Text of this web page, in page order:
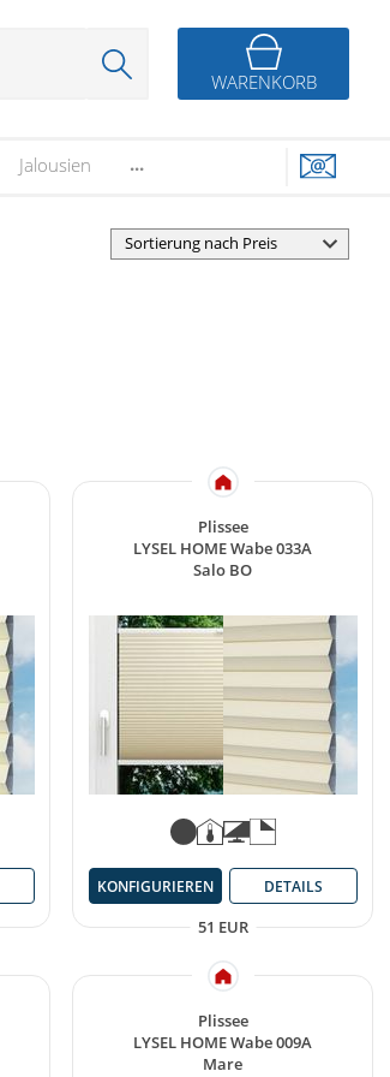
WARENKORB
Jalousien ...
Plissee
LYSEL HOME Wabe 033A
Salo BO
51 EUR
KONFIGURIEREN DETAILS
Plissee
LYSEL HOME Wabe 009A
Mare